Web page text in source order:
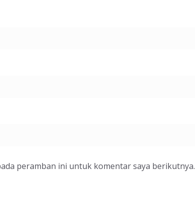
peramban ini untuk komentar saya berikutnya.